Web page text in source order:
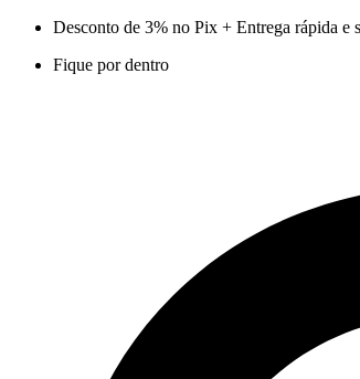
Desconto de 3% no Pix + Entrega rápida e
Fique por dentro